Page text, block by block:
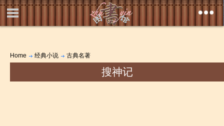
Home 经典小说 古典名著
搜神记